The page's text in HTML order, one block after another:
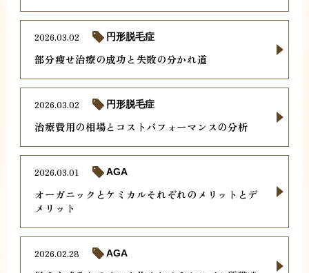
部分痩せ治療の成功と失敗の分かれ道
2026.03.02 円形脱毛症
治療費用の相場とコストパフォーマンスの分析
2026.03.02 円形脱毛症
オーガニックとケミカルそれぞれのメリットとデ
メリット
2026.03.01 AGA
2026.02.28 AGA